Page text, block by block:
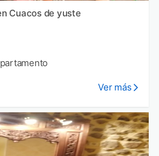
Cuacos de yuste
Ver más